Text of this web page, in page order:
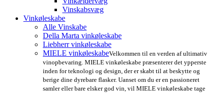
Vinskabsvæg
Vinkøleskabe
Alle Vinskabe
Della Marta vinkøleskabe
Liebherr vinkøleskabe
MIELE vinkøleskabeVelkommen til en verden af ultimativ
vinopbevaring. MIELE vinkøleskabe præsenterer det ypperste
inden for teknologi og design, der er skabt til at beskytte og
berige dine dyrebare flasker. Uanset om du er en passioneret
samler eller bare elsker god vin, vil MIELE vinkøleskabe tage